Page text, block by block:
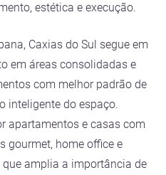
estética e execução.
Caxias do Sul segue em
em áreas consolidadas e
com melhor padrão de
inteligente do espaço.
apartamentos e casas com
gourmet, home office e
amplia a importância de